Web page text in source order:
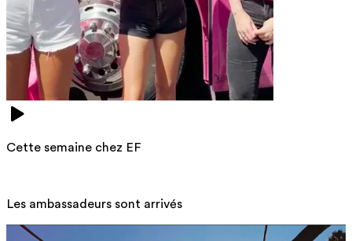
Cette semaine chez EF
Les ambassadeurs sont arrivés